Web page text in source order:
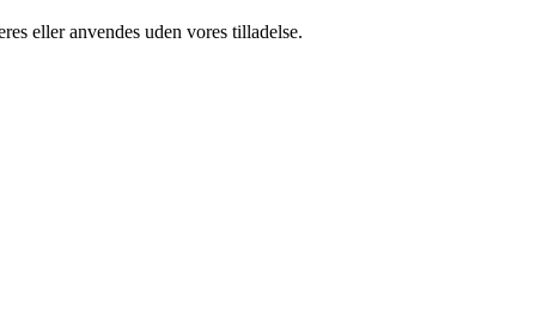
eller anvendes uden vores tilladelse.